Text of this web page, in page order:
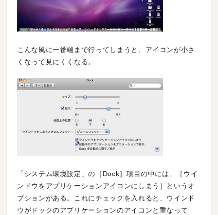
こんな風に一番端まで行ってしまうと、アイコンが小さ
くなって見にくくなる。
「システム環境設定」の［Dock］項目の中には、［ウイ
ンドウをアプリケーションアイコンにしまう］というオ
プションがある。これにチェックを入れると、ウインド
ウがドックのアプリケーションのアイコンと重なって